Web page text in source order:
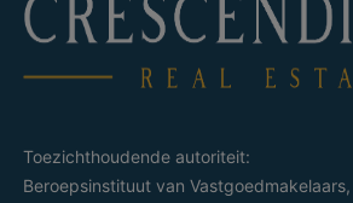
Toezichthoudende autoriteit:
Beroepsinstituut van